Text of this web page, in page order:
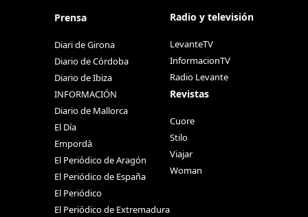
Prensa
Diari de Girona
Diario de Córdoba
Diario de Ibiza
INFORMACIÓN
Diario de Mallorca
El Día
Empordà
El Periódico de Aragón
El Periódico de España
El Periódico
El Periódico de Extremadura
Radio y televisión
LevanteTV
InformacionTV
Radio Levante
Revistas
Cuore
Stilo
Viajar
Woman